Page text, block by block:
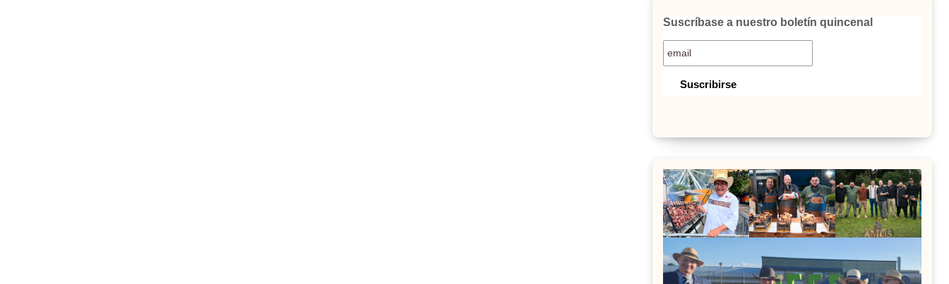
Suscríbase a nuestro boletín quincenal